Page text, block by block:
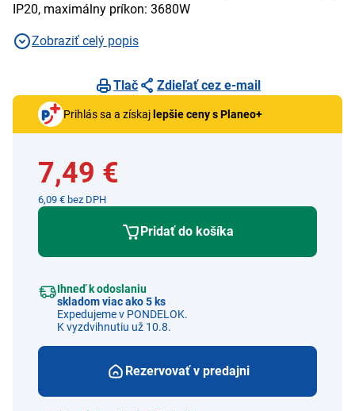
IP20, maximálny príkon: 3680W
Zobraziť celý popis
Tlač Zdieľať cez e-mail
Prihlás sa a získaj lepšie ceny s Planeo+
7,49 €
6,09 € bez DPH
Pridať do košíka
Ihneď k odoslaniu
skladom viac ako 5 ks
Expedujeme v PONDELOK.
K vyzdvihnutiu už 10.8.
Rezervovať v predajni